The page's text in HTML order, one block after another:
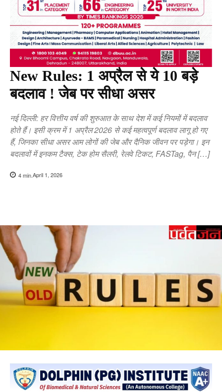
New Rules: 1 अप्रैल से ये 10 बड़े
बदलाव ! जेब पर सीधा असर
नई दिल्ली: हर वित्तीय वर्ष की शुरुआत के साथ देश में कई नियमों में बदलाव
होते हैं। इसी क्रम में 1 अप्रैल 2026 से कई महत्वपूर्ण बदलाव लागू हो गए
हैं, जिनका सीधा असर आम लोगों की जेब और दैनिक जीवन पर पड़ेगा। इन
बदलावों में इनकम टैक्स, टेक होम सैलरी, रेलवे टिकट, FASTag, पैन […]
4min.April 1, 2026